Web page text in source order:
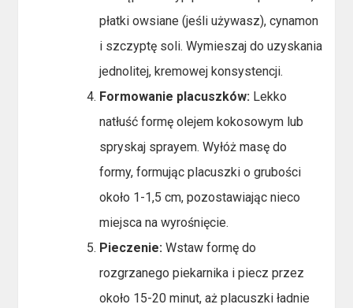
płatki owsiane (jeśli używasz), cynamon
i szczyptę soli. Wymieszaj do uzyskania
jednolitej, kremowej konsystencji.
Formowanie placuszków: Lekko
natłuść formę olejem kokosowym lub
spryskaj sprayem. Wyłóż masę do
formy, formując placuszki o grubości
około 1-1,5 cm, pozostawiając nieco
miejsca na wyrośnięcie.
Pieczenie: Wstaw formę do
rozgrzanego piekarnika i piecz przez
około 15-20 minut, aż placuszki ładnie